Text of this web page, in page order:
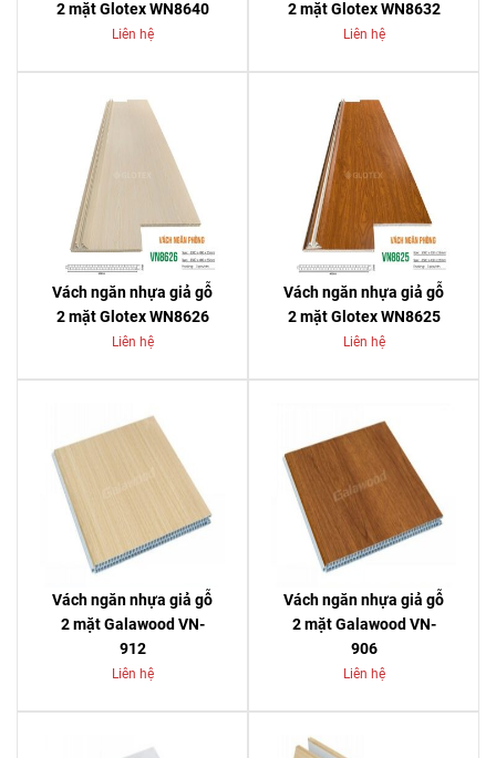
2 mặt Glotex WN8640
Liên hệ
2 mặt Glotex WN8632
Liên hệ
Vách ngăn nhựa giả gỗ
2 mặt Glotex WN8626
Liên hệ
Vách ngăn nhựa giả gỗ
2 mặt Glotex WN8625
Liên hệ
Vách ngăn nhựa giả gỗ
2 mặt Galawood VN-
912
Liên hệ
Vách ngăn nhựa giả gỗ
2 mặt Galawood VN-
906
Liên hệ